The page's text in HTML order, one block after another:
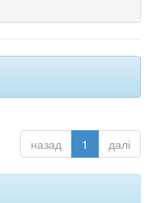
назад 1 далі